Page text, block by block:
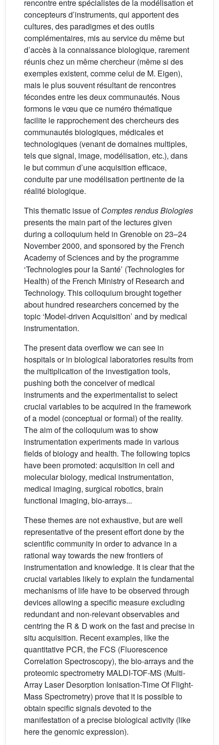
rencontre entre spécialistes de la modélisation et
concepteurs d’instruments, qui apportent des
cultures, des paradigmes et des outils
complémentaires, mis au service du même but
d’accès à la connaissance biologique, rarement
réunis chez un même chercheur (même si des
exemples existent, comme celui de M. Eigen),
mais le plus souvent résultant de rencontres
fécondes entre les deux communautés. Nous
formons le vœu que ce numéro thématique
facilite le rapprochement des chercheurs des
communautés biologiques, médicales et
technologiques (venant de domaines multiples,
tels que signal, image, modélisation, etc.), dans
le but commun d’une acquisition efficace,
conduite par une modélisation pertinente de la
réalité biologique.
This thematic issue ofComptes rendus Biologies
presents the main part of the lectures given
during a colloquium held in Grenoble on 23–24
November 2000, and sponsored by the French
Academy of Sciences and by the programme
‘Technologies pour la Santé’ (Technologies for
Health) of the French Ministry of Research and
Technology. This colloquium brought together
about hundred researchers concerned by the
topic ‘Model-driven Acquisition’ and by medical
instrumentation.
The present data overflow we can see in
hospitals or in biological laboratories results from
the multiplication of the investigation tools,
pushing both the conceiver of medical
instruments and the experimentalist to select
crucial variables to be acquired in the framework
of a model (conceptual or formal) of the reality.
The aim of the colloquium was to show
instrumentation experiments made in various
fields of biology and health. The following topics
have been promoted: acquisition in cell and
molecular biology, medical instrumentation,
medical imaging, surgical robotics, brain
functional imaging, bio-arrays...
These themes are not exhaustive, but are well
representative of the present effort done by the
scientific community in order to advance in a
rational way towards the new frontiers of
instrumentation and knowledge. It is clear that the
crucial variables likely to explain the fundamental
mechanisms of life have to be observed through
devices allowing a specific measure excluding
redundant and non-relevant observables and
centring the R & D work on the fast and precise in
situ acquisition. Recent examples, like the
quantitative PCR, the FCS (Fluorescence
Correlation Spectroscopy), the bio-arrays and the
proteomic spectrometry MALDI-TOF-MS (Multi-
Array Laser Desorption Ionisation-Time Of Flight-
Mass Spectrometry) prove that it is possible to
obtain specific signals devoted to the
manifestation of a precise biological activity (like
here the genomic expression).